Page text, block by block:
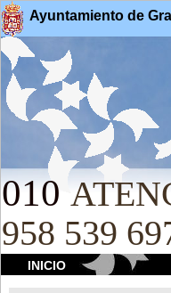
Ayuntamiento de
010
958 539
INICIO